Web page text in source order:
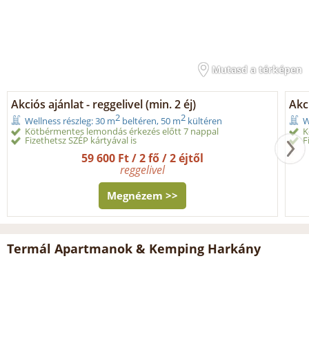
Mutasd a térképen
Akciós ajánlat - reggelivel (min. 2 éj)
Wellness részleg: 30 m2 beltéren, 50 m2 kültéren
Kötbérmentes lemondás érkezés előtt 7 nappal
Fizethetsz SZÉP kártyával is
59 600 Ft / 2 fő / 2 éjtől
reggelivel
Megnézem >>
Termál Apartmanok & Kemping Harkány